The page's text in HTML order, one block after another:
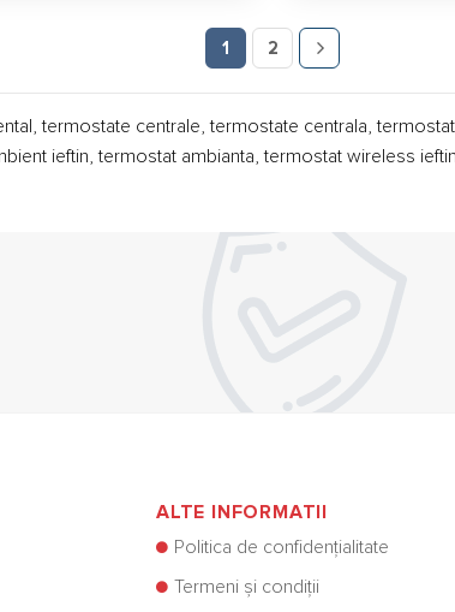
1 2
termostate centrale, termostate centrala,
ieftin, termostat ambianta, termostat wireless ieftin
ALTE INFORMATII
Politica de confidențialitate
Termeni și condiții